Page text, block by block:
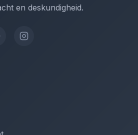
en deskundigheid.